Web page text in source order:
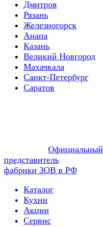
Дмитров
Рязань
Железногорск
Анапа
Казань
Великий Новгород
Махачкала
Санкт-Петербург
Саратов
Официальный
представитель
фабрики ЗОВ в РФ
Каталог
Кухни
Акции
Сервис